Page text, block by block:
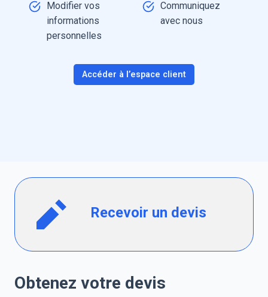
Modifier vos
informations
personnelles
Communiquez
avec nous
Accéder à l’espace client
Recevoir un devis
Obtenez votre devis